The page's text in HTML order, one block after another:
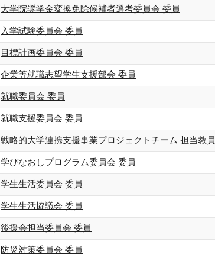
大学院奨学金変換免除候補者選考委員会 委員
入学試験委員会 委員
目標計画委員会 委員
企業等就職志望学生支援部会 委員
就職委員会 委員
就職支援委員会 委員
戦略的大学連携支援事業プロジェクトチーム 担当教員
学びなおしプログラム委員会 委員
学生生活委員会 委員
学生生活協議会 委員
後援会担当委員会 委員
防災対策委員会 委員